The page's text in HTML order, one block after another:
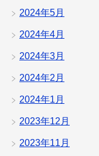
2024年5月
2024年4月
2024年3月
2024年2月
2024年1月
2023年12月
2023年11月